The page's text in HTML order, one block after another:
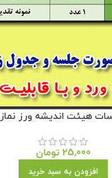
اندیشه ورز نماز 1405- 1404
25,000 تومان
افزودن به سبد خرید